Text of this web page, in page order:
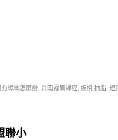
有蟑螂怎麼辦, 台南霧眉課程, 板橋 抽脂, 短
聯小